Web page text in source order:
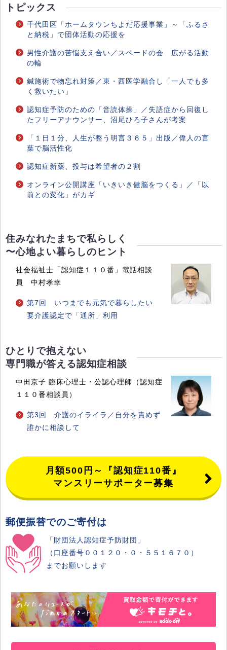
トピックス
千代田区「ホームタウンちよだ応援事業」～「ふるさ
と納税」で団体活動の応援を
男性介護の苦悩支え合い／スペードの会 広がる活動
の輪
鍼施術で物忘れ対策／東・西医学融合し「一人でも多
く救いたい」
認知症予防のための「音読体操」／失語症から回復し
たフリーアナウンサー、沼尾ひろ子さんが考案
「１日１分、人生が整う明言３６５」出版／偉人の言
葉で脳活性化
認知症新薬、投与は希望者の２割
オンライン公開講座「いきいき健脳をつくる」／「以
前との変化」がカギ
住みなれたまちで私らしく
〜心地よい暮らしのヒント
社会福祉士「認知症１１０番」電話相談
員 中村孝幸
第7回 いつまでも元気で暮らしたい
要介護認定で「通所」利用
ひとりで抱えない
専門職が答える認知症相談
中田京子 臨床心理士・公認心理師（認知症
１１０番相談員）
第3回 介護のイライラ／自分を責めず
誰かに相談して
月額500円～『認知症110番』
マンスリーサポーター募集
郵便振替でのご寄付は
「財団法人認知症予防財団」
（口座番号００１２０・０・５５１６７０）
までお願いします